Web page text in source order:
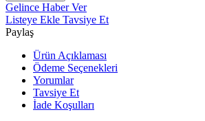
Gelince Haber Ver
Listeye Ekle Tavsiye Et
Paylaş
Ürün Açıklaması
Ödeme Seçenekleri
Yorumlar
Tavsiye Et
İade Koşulları